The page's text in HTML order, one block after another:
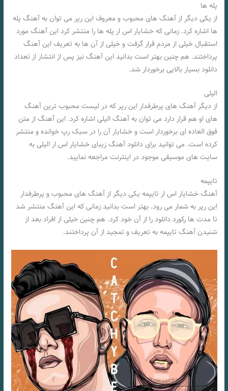
پله ها
از یکی دیگر از آهنگ‌ های محبوب و معروف این رپر می‌ توان به آهنگ پله
ها اشاره کرد. زمانی که خشایار اس ار پله ها را منتشر کرد این آهنگ مورد
استقبال خیلی از مردم قرار گرفت و خیلی از آن ها به تعریف این آهنگ
پرداختند. هم چنین بهتر است بدانید این آهنگ نیز پس از انتشار از تعداد
دانلود بسیار بالایی برخوردار شد.
الیلی
از دیگر آهنگ‌ های پرطرفدار این رپر که در لیست محبوب‌ ترین آهنگ‌
های او هم قرار دارد می‌ توان به آهنگ الیلی اشاره کرد. این آهنگ از متن
فوق العاده‌ ای برخوردار است و خشایار آن را در سبک رپ خوانده و منتشر
کرده است. می توانید برای دانلود آهنگ زیبای خشایار اس ار الیلی به
سایت های موسیقی موجود در اینترنت مراجعه نمایید.
تایپمه
آهنگ خشایار اس ار تایپمه یکی دیگر از آهنگ‌ های محبوب و پرطرفدار
این رپر به شمار می‌ رود. بهتر است بدانید زمانی که این آهنگ منتشر شد
تا مدت‌ ها رکورد دانلود را از آن خود کرد. هم چنین خیلی از افراد بعد از
شنیدن آهنگ تایپمه به تعریف و تمجید از آن پرداختند.